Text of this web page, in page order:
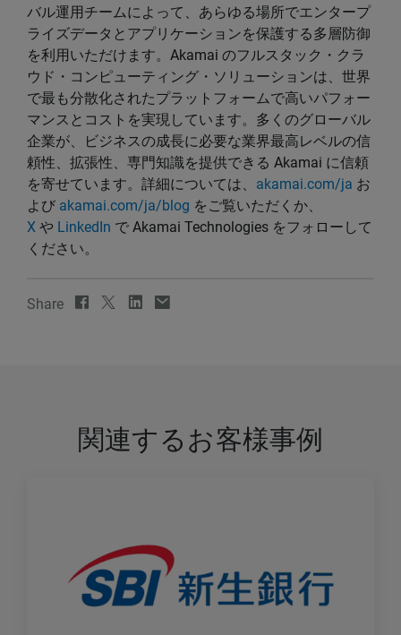
バル運用チームによって、あらゆる場所でエンタープ
ライズデータとアプリケーションを保護する多層防御
を利用いただけます。Akamai のフルスタック・クラ
ウド・コンピューティング・ソリューションは、世界
で最も分散化されたプラットフォームで高いパフォー
マンスとコストを実現しています。多くのグローバル
企業が、ビジネスの成長に必要な業界最高レベルの信
頼性、拡張性、専門知識を提供できる Akamai に信頼
を寄せています。詳細については、 akamai.com/ja お
よび akamai.com/ja/blog をご覧いただくか、
X や LinkedIn で Akamai Technologies をフォローして
ください。
Share
関連するお客様事例